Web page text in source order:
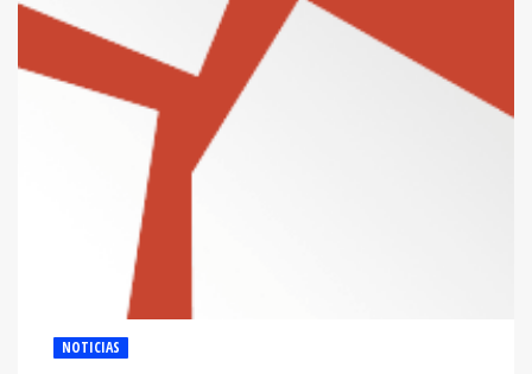
NOTICIAS